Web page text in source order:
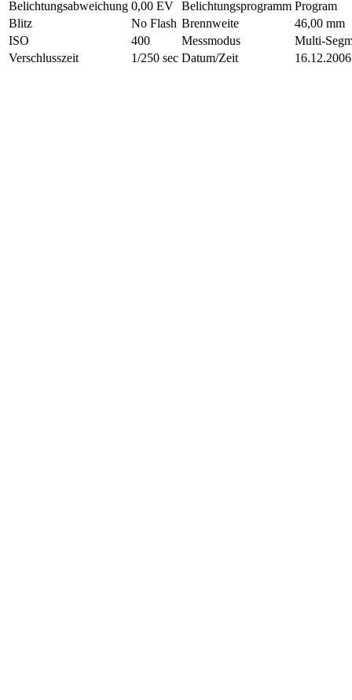
Belichtungsabweichung 0,00 EV Belichtungsprogramm Program
Blitz
No Flash Brennweite
46,00 mm
ISO
400 Messmodus
Multi-
Verschlusszeit
1/250 sec Datum/Zeit